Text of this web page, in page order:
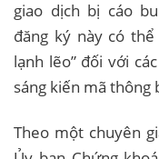
giao dịch bị cáo
đăng ký này có
lạnh lẽo” đối với
sáng kiến ​​mã thông
Theo một chuyên